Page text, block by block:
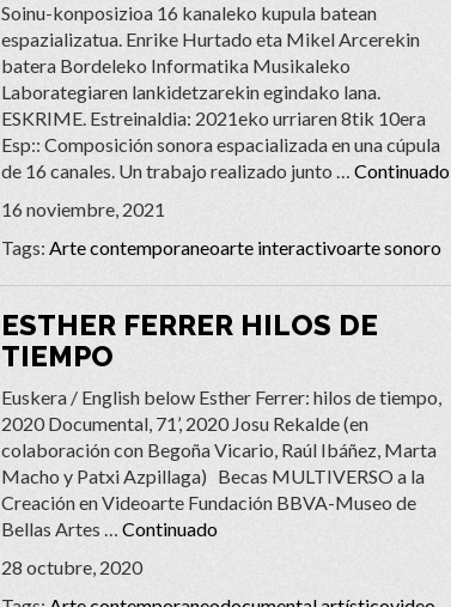
Soinu-konposizioa 16 kanaleko kupula batean
espazializatua. Enrike Hurtado eta Mikel Arcerekin
batera Bordeleko Informatika Musikaleko
Laborategiaren lankidetzarekin egindako lana.
ESKRIME. Estreinaldia: 2021eko urriaren 8tik 10era
Esp:: Composición sonora espacializada en una cúpula
de 16 canales. Un trabajo realizado junto … Continuado
16 noviembre, 2021
Tags: Arte contemporaneoarte interactivoarte sonoro
ESTHER FERRER HILOS DE
TIEMPO
Euskera / English below Esther Ferrer: hilos de tiempo,
2020 Documental, 71’, 2020 Josu Rekalde (en
colaboración con Begoña Vicario, Raúl Ibáñez, Marta
Macho y Patxi Azpillaga) Becas MULTIVERSO a la
Creación en Videoarte Fundación BBVA-Museo de
Bellas Artes … Continuado
28 octubre, 2020